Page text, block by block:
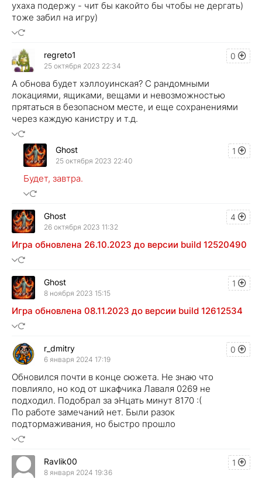
ухаха подержу - чит бы какойто бы чтобы не дергать)
тоже забил на игру)
0
regreto1
25 октября 2023 22:34
А обнова будет хэллоуинская? С рандомными
локациями, ящиками, вещами и невозможностью
прятаться в безопасном месте, и еще сохранениями
через каждую канистру и т.д.
1
Ghost
25 октября 2023 22:40
Будет, завтра.
4
Ghost
26 октября 2023 11:32
Игра обновлена 26.10.2023 до версии build 12520490
1
Ghost
8 ноября 2023 15:15
Игра обновлена 08.11.2023 до версии build 12612534
0
r_dmitry
6 января 2024 17:19
Обновился почти в конце сюжета. Не знаю что
повлияло, но код от шкафчика Лаваля 0269 не
подходил. Подобрал за эНцать минут 8170 :(
По работе замечаний нет. Были разок
подтормаживания, но быстро прошло
1
Ravlik00
8 января 2024 19:36